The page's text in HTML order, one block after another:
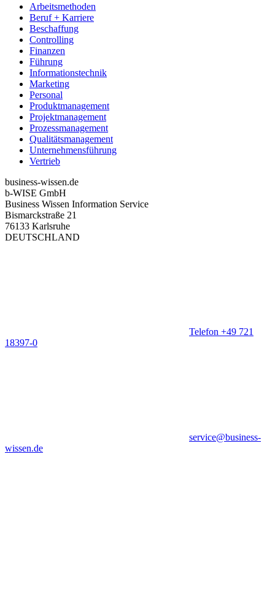
Arbeitsmethoden
Beruf + Karriere
Beschaffung
Controlling
Finanzen
Führung
Informationstechnik
Marketing
Personal
Produktmanagement
Projektmanagement
Prozessmanagement
Qualitätsmanagement
Unternehmensführung
Vertrieb
business-wissen.de
b-WISE GmbH
Business Wissen Information Service
Bismarckstraße 21
76133 Karlsruhe
DEUTSCHLAND
Telefon +49 721
18397-0
service@business-
wissen.de